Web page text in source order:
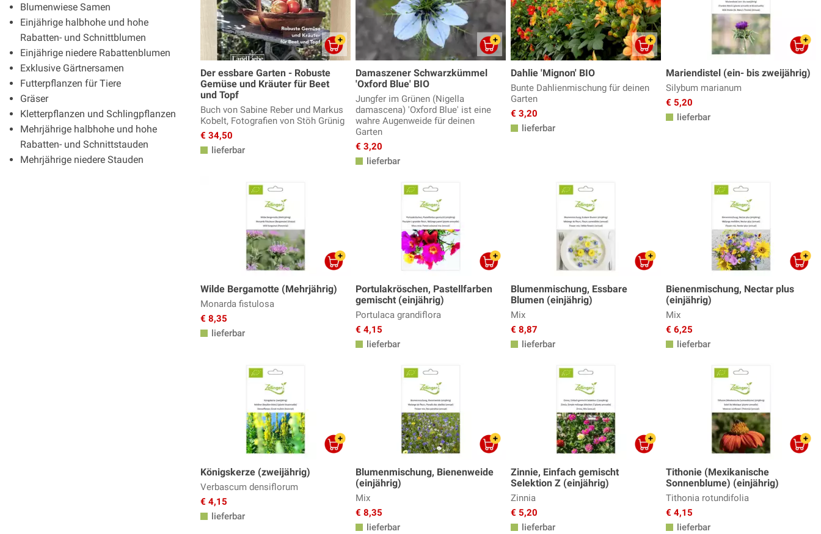
Blumenwiese Samen
Einjährige halbhohe und hohe
Rabatten- und Schnittblumen
Einjährige niedere Rabattenblumen
Exklusive Gärtnersamen
Futterpflanzen für Tiere
Gräser
Kletterpflanzen und Schlingpflanzen
Mehrjährige halbhohe und hohe
Rabatten- und Schnittstauden
Mehrjährige niedere Stauden
Der essbare Garten - Robuste
Gemüse und Kräuter für Beet
und Topf
Buch von Sabine Reber und Markus
Kobelt, Fotografien von Stöh Grünig
€ 34,50
lieferbar
Damaszener Schwarzkümmel
'Oxford Blue' BIO
Jungfer im Grünen (Nigella
damascena) 'Oxford Blue' ist eine
wahre Augenweide für deinen
Garten
€ 3,20
lieferbar
Dahlie 'Mignon' BIO
Bunte Dahlienmischung für deinen
Garten
€ 3,20
lieferbar
Mariendistel (ein- bis zweijährig)
Silybum marianum
€ 5,20
lieferbar
Wilde Bergamotte (Mehrjährig)
Monarda fistulosa
€ 8,35
lieferbar
Portulakröschen, Pastellfarben
gemischt (einjährig)
Portulaca grandiflora
€ 4,15
lieferbar
Blumenmischung, Essbare
Blumen (einjährig)
Mix
€ 8,87
lieferbar
Bienenmischung, Nectar plus
(einjährig)
Mix
€ 6,25
lieferbar
Königskerze (zweijährig)
Verbascum densiflorum
€ 4,15
lieferbar
Blumenmischung, Bienenweide
(einjährig)
Mix
€ 8,35
lieferbar
Zinnie, Einfach gemischt
Selektion Z (einjährig)
Zinnia
€ 5,20
lieferbar
Tithonie (Mexikanische
Sonnenblume) (einjährig)
Tithonia rotundifolia
€ 4,15
lieferbar